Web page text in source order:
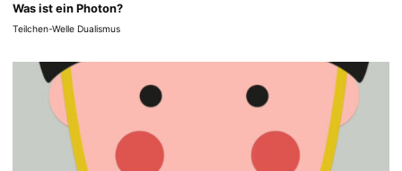
Was ist ein Photon?
Teilchen-Welle Dualismus